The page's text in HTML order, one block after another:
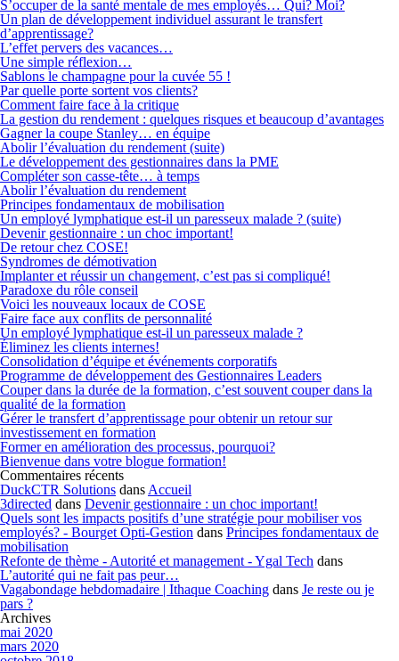
S’occuper de la santé mentale de mes employés… Qui? Moi?
Un plan de développement individuel assurant le transfert
d’apprentissage?
L’effet pervers des vacances…
Une simple réflexion…
Sablons le champagne pour la cuvée 55 !
Par quelle porte sortent vos clients?
Comment faire face à la critique
La gestion du rendement : quelques risques et beaucoup d’avantages
Gagner la coupe Stanley… en équipe
Abolir l’évaluation du rendement (suite)
Le développement des gestionnaires dans la PME
Compléter son casse-tête… à temps
Abolir l’évaluation du rendement
Principes fondamentaux de mobilisation
Un employé lymphatique est-il un paresseux malade ? (suite)
Devenir gestionnaire : un choc important!
De retour chez COSE!
Syndromes de démotivation
Implanter et réussir un changement, c’est pas si compliqué!
Paradoxe du rôle conseil
Voici les nouveaux locaux de COSE
Faire face aux conflits de personnalité
Un employé lymphatique est-il un paresseux malade ?
Éliminez les clients internes!
Consolidation d’équipe et événements corporatifs
Programme de développement des Gestionnaires Leaders
Couper dans la durée de la formation, c’est souvent couper dans la
qualité de la formation
Gérer le transfert d’apprentissage pour obtenir un retour sur
investissement en formation
Former en amélioration des processus, pourquoi?
Bienvenue dans votre blogue formation!
Commentaires récents
DuckCTR Solutions dans Accueil
3directed dans Devenir gestionnaire : un choc important!
Quels sont les impacts positifs d’une stratégie pour mobiliser vos
employés? - Bourget Opti-Gestion dans Principes fondamentaux de
mobilisation
Refonte de thème - Autorité et management - Ygal Tech dans
L’autorité qui ne fait pas peur…
Vagabondage hebdomadaire | Ithaque Coaching dans Je reste ou je
pars ?
Archives
mai 2020
mars 2020